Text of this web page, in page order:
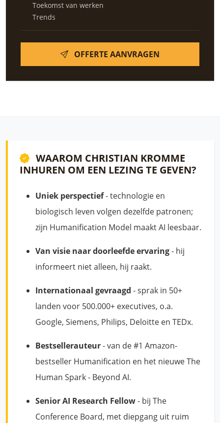
Toekomst van werken
Trends
OFFERTE AANVRAGEN
WAAROM CHRISTIAN KROMME
INHUREN OM EEN LEZING TE GEVEN?
Uniek perspectief- technologie en
biologisch leven volgen dezelfde patronen;
zijn Humanification Model maakt AI leesbaar.
Van visie naar doorleefde ervaring- hij
informeert niet alleen, hij raakt.
Internationaal gevraagd - sprak in 50+
landen voor 500.000+ executives, o.a.
Google, Siemens, Philips, Deloitte en TEDx.
Bestsellerauteur- van de #1 Amazon-
bestseller Humanification en het nieuwe The
Human Spark - Beyond AI.
Senior AI Research Fellow- bij The
Conference Board, met diepgang uit ruim